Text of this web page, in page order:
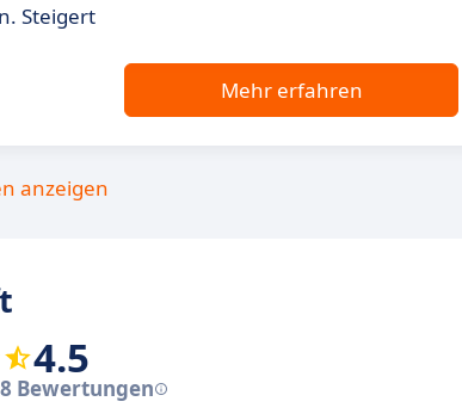
Steigert
Mehr erfahren
anzeigen
4.5
8 Bewertungen